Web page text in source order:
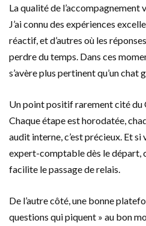
La qualité de l’accompagnement
J’ai connu des expériences
réactif, et d’autres où les
perdre du temps. Dans ces
s’avère plus pertinent qu’un chat
Un point positif rarement cité du
Chaque étape est horodatée,
audit interne, c’est précieux. Et
expert-comptable dès le départ,
facilite le passage de relais.
De l’autre côté, une bonne
questions qui piquent » au bon